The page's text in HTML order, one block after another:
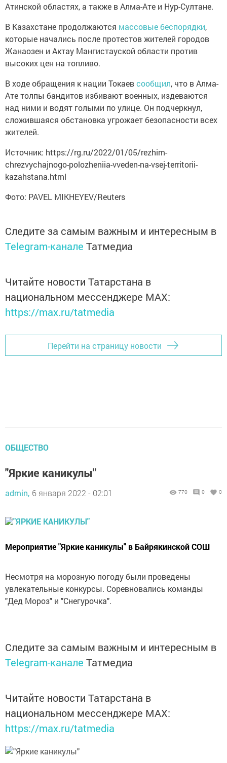
Атинской областях, а также в Алма-Ате и Нур-Султане.
В Казахстане продолжаются массовые беспорядки,
которые начались после протестов жителей городов
Жанаозен и Актау Мангистауской области против
высоких цен на топливо.
В ходе обращения к нации Токаевсообщил, что в Алма-
Ате толпы бандитов избивают военных, издеваются
над ними и водят голыми по улице. Он подчеркнул,
сложившаяся обстановка угрожает безопасности всех
жителей.
Источник: https://rg.ru/2022/01/05/rezhim-
chrezvychajnogo-polozheniia-vveden-na-vsej-territorii-
kazahstana.html
Фото: PAVEL MIKHEYEV/Reuters
Следите за самым важным и интересным в
Telegram-канале Татмедиа
Читайте новости Татарстана в
национальном мессенджере MАХ:
https://max.ru/tatmedia
Перейти на страницу новости
ОБЩЕСТВО
"Яркие каникулы"
admin, 6 января 2022 - 02:01 770 0 0
Мероприятие "Яркие каникулы" в Байрякинской СОШ
Несмотря на морозную погоду были проведены
увлекательные конкурсы. Соревновались команды
"Дед Мороз" и "Снегурочка".
Следите за самым важным и интересным в
Telegram-канале Татмедиа
Читайте новости Татарстана в
национальном мессенджере MАХ:
https://max.ru/tatmedia